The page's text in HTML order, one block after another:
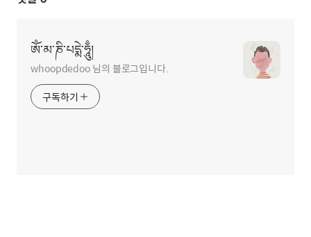
ཨོཾ་མ་ཎི་པདྨེ་ཧཱུྃ།
whoopdedoo 님의 블로그입니다.
구독하기